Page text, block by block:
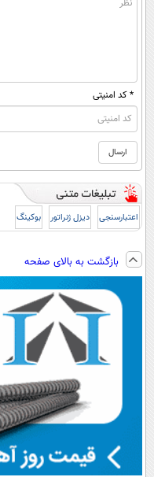
* کد امنیتی
اعتبارسنجی دیزل ژنراتور بوکینگ
بازگشت به بالای صفحه